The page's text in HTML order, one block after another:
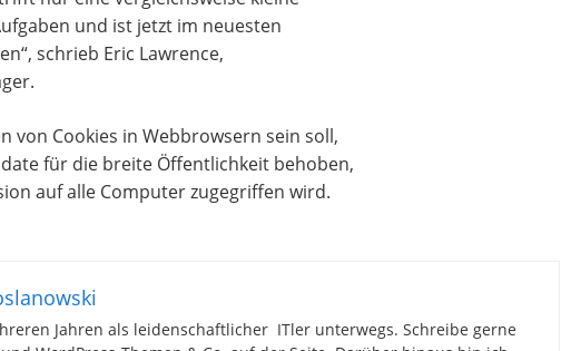
und ist jetzt im neuesten
schrieb Eric Lawrence,
von Cookies in Webbrowsern sein soll,
für die breite Öffentlichkeit behoben,
auf alle Computer zugegriffen wird.
Jahren als leidenschaftlicher ITler unterwegs. Schreibe gerne